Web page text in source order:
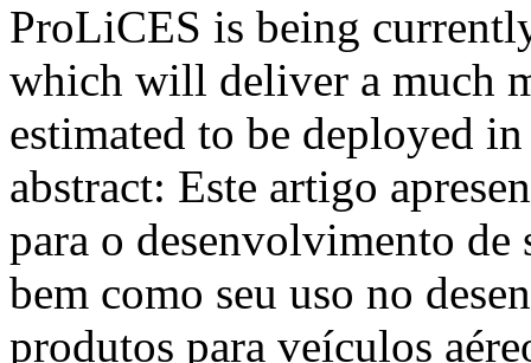
ProLiCES is being
which will deliver a much
estimated to be deployed
abstract: Este artigo
para o desenvolvimento de
bem como seu uso no
produtos para veículos